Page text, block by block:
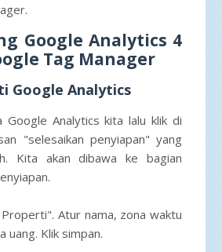
Google Analytics 4
Tag Manager
Google Analytics
Google Analytics kita lalu klik di
"selesaikan penyiapan" yang
Kita akan dibawa ke bagian
Atur nama, zona waktu
uang. Klik simpan.